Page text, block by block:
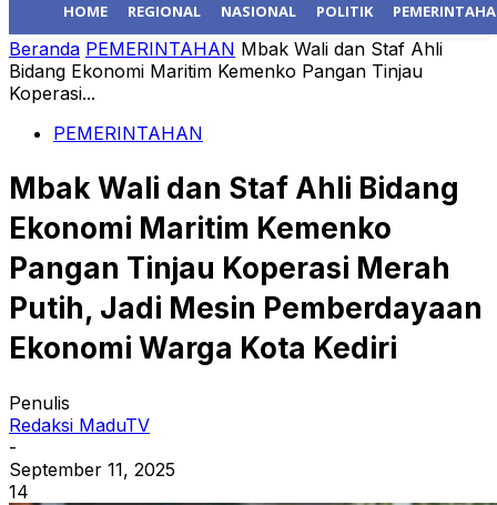
HOME REGIONAL NASIONAL POLITIK
Beranda PEMERINTAHAN Mbak Wali dan Staf Ahli
Bidang Ekonomi Maritim Kemenko Pangan Tinjau
Koperasi...
PEMERINTAHAN
Mbak Wali dan Staf Ahli Bidang
Ekonomi Maritim Kemenko
Pangan Tinjau Koperasi Merah
Putih, Jadi Mesin Pemberdayaan
Ekonomi Warga Kota Kediri
Penulis
Redaksi MaduTV
-
September 11, 2025
14